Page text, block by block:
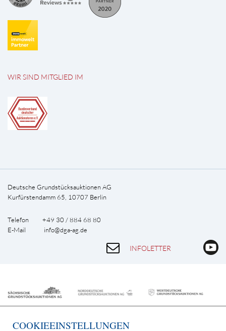
WIR SIND MITGLIED IM
Deutsche Grundstücksauktionen AG
Kurfürstendamm 65, 10707 Berlin
Telefon +49 30 / 884 68 80
E-Mail info@dga-ag.de
INFOLETTER
COOKIEEINSTELLUNGEN